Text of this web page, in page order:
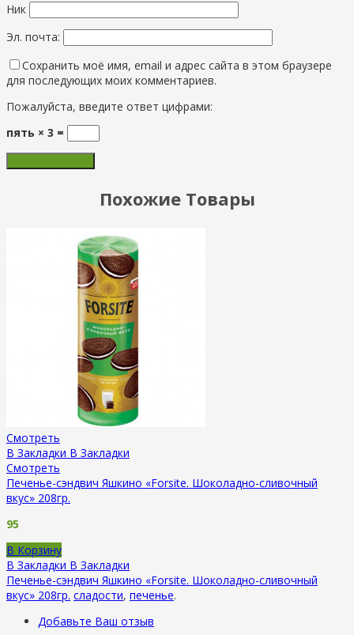
Ник
Эл. почта:
Сохранить моё имя, email и адрес сайта в этом браузере
для последующих моих комментариев.
Пожалуйста, введите ответ цифрами:
пять × 3 =
Похожие Товары
Смотреть
В Закладки В Закладки
Смотреть
Печенье-сэндвич Яшкино «Forsite. Шоколадно-сливочный
вкус» 208гр.
95
В Корзину
В Закладки В Закладки
Печенье-сэндвич Яшкино «Forsite. Шоколадно-сливочный
вкус» 208гр. сладости, печенье.
Добавьте Ваш отзыв